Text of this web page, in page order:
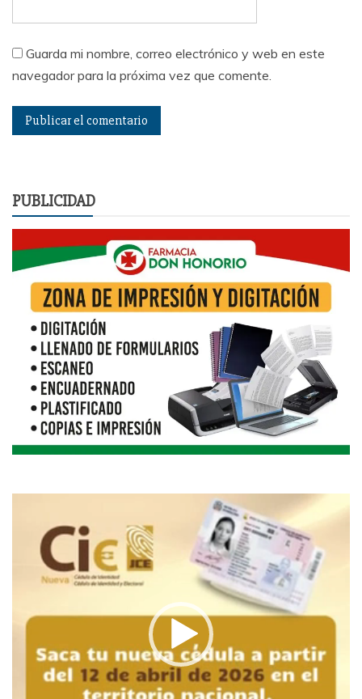
Guarda mi nombre, correo electrónico y web en este
navegador para la próxima vez que comente.
PUBLICIDAD
vídeo